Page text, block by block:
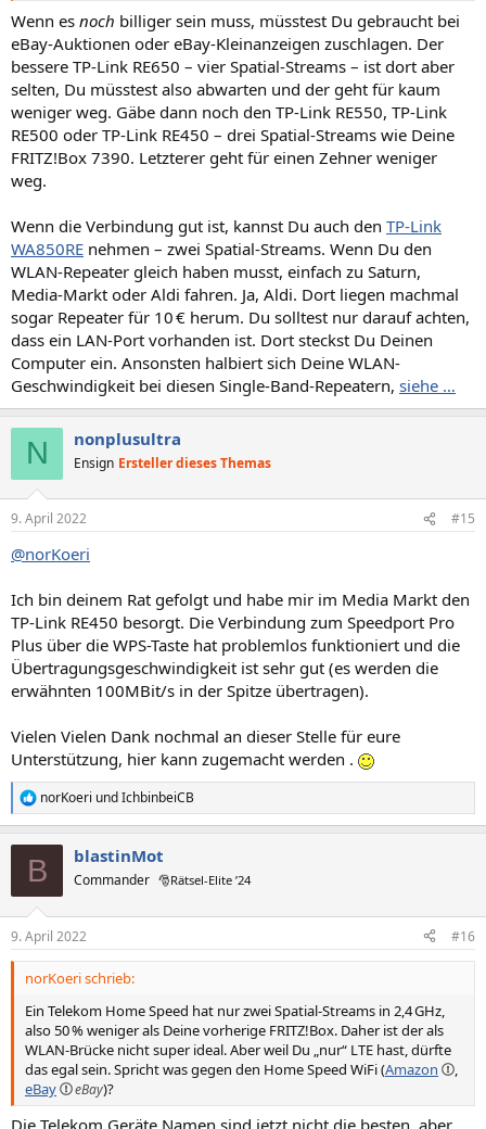
Wenn es noch billiger sein muss, müsstest Du gebraucht bei
eBay-Auktionen oder eBay-Kleinanzeigen zuschlagen. Der
bessere TP-Link RE650 – vier Spatial-Streams – ist dort aber
selten, Du müsstest also abwarten und der geht für kaum
weniger weg. Gäbe dann noch den TP-Link RE550, TP-Link
RE500 oder TP-Link RE450 – drei Spatial-Streams wie Deine
FRITZ!Box 7390. Letzterer geht für einen Zehner weniger
weg.
Wenn die Verbindung gut ist, kannst Du auch den TP-Link
WA850RE nehmen – zwei Spatial-Streams. Wenn Du den
WLAN-Repeater gleich haben musst, einfach zu Saturn,
Media-Markt oder Aldi fahren. Ja, Aldi. Dort liegen machmal
sogar Repeater für 10 € herum. Du solltest nur darauf achten,
dass ein LAN-Port vorhanden ist. Dort steckst Du Deinen
Computer ein. Ansonsten halbiert sich Deine WLAN-
Geschwindigkeit bei diesen Single-Band-Repeatern, siehe …
N nonplusultra
Ensign Ersteller dieses Themas
9. April 2022 #15
@norKoeri
Ich bin deinem Rat gefolgt und habe mir im Media Markt den
TP-Link RE450 besorgt. Die Verbindung zum Speedport Pro
Plus über die WPS-Taste hat problemlos funktioniert und die
Übertragungsgeschwindigkeit ist sehr gut (es werden die
erwähnten 100MBit/s in der Spitze übertragen).
Vielen Vielen Dank nochmal an dieser Stelle für eure
Unterstützung, hier kann zugemacht werden .
R
e
e
n
norKoeri undIchbinbeiCB
B blastinMot
Commander 🎅Rätsel-Elite ’24
9. April 2022 #16
norKoeri schrieb:
Ein Telekom Home Speed hat nur zwei Spatial-Streams in 2,4 GHz,
also 50 % weniger als Deine vorherige FRITZ!Box. Daher ist der als
WLAN-Brücke nicht super ideal. Aber weil Du „nur“ LTE hast, dürfte
das egal sein. Spricht was gegen den Home Speed WiFi (Amazon
eBay
)?
Die Telekom Geräte Namen sind jetzt nicht die besten, aber